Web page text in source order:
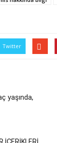
Twitter
yaşında,